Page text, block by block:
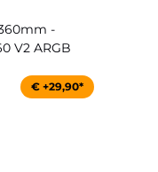
-
V2 ARGB
€ +29,90*